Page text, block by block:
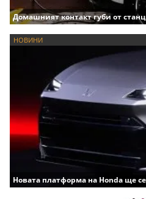
Домашният контакт губи от
НОВИНИ
Новата платформа на Honda ще